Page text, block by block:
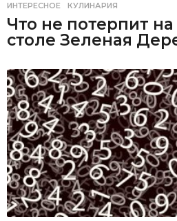
ИНТЕРЕСНОЕ ,КУЛИНАРИЯ
Что не потерпит
столе Зеленая